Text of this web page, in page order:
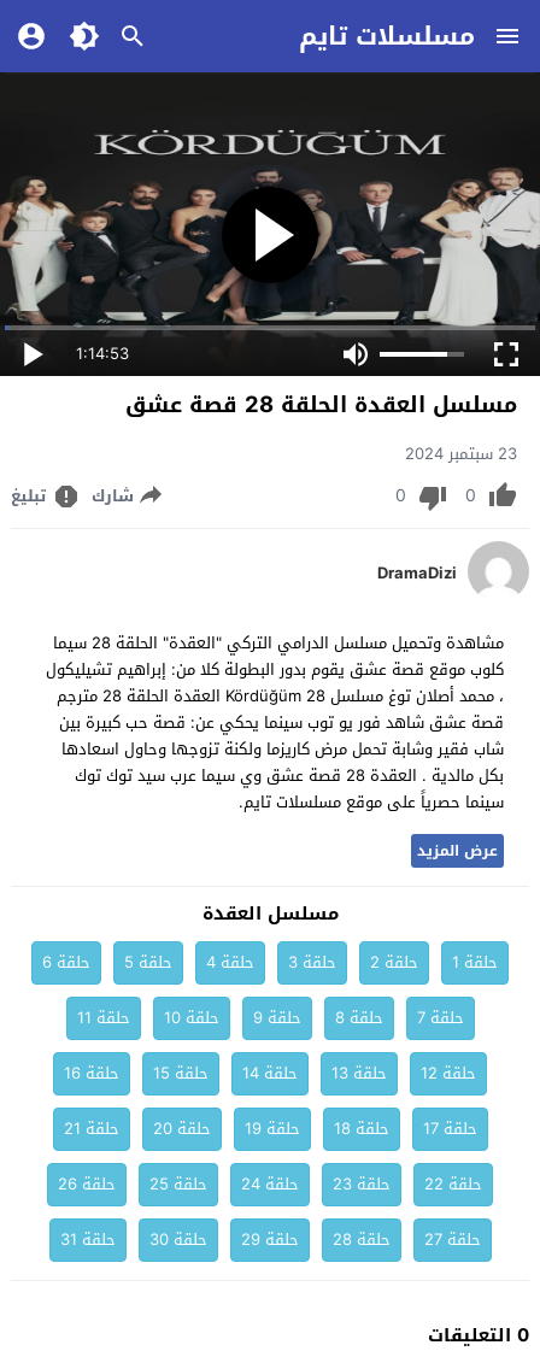
مسلسلات تايم
1:14:53
مسلسل العقدة الحلقة 28 قصة عشق
23 سبتمبر 2024
0
0 شارك تبليغ
DramaDizi
مشاهدة وتحميل مسلسل الدرامي التركي "العقدة" الحلقة 28 سيما
كلوب موقع قصة عشق يقوم بدور البطولة كلا من: إبراهيم تشيليكول
، محمد أصلان توغ مسلسل Kördüğüm 28 العقدة الحلقة 28 مترجم
قصة عشق شاهد فور يو توب سينما يحكي عن: قصة حب كبيرة بين
شاب فقير وشابة تحمل مرض كاريزما ولكنة تزوجها وحاول اسعادها
بكل مالدية . العقدة 28 قصة عشق وي سيما عرب سيد توك توك
سينما حصرياً على موقع مسلسلات تايم.
عرض المزيد
مسلسل العقدة
حلقة 1 حلقة 2 حلقة 3 حلقة 4 حلقة 5
حلقة 6
حلقة 7
حلقة 8 حلقة 9 حلقة 10
حلقة 11
حلقة 12
حلقة 13 حلقة 14 حلقة 15
حلقة 16
حلقة 17
حلقة 18 حلقة 19 حلقة 20
حلقة 21
حلقة 22
حلقة 23 حلقة 24 حلقة 25
حلقة 26
حلقة 27
حلقة 28 حلقة 29 حلقة 30 حلقة 31
0 التعليقات